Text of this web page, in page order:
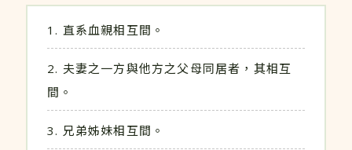
直系血親相互間。
夫妻之一方與他方之父母同居者，其相互
間。
兄弟姊妹相互間。